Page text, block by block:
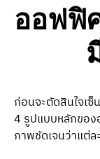
ออฟฟิ
ก่อนจะตัดสินใจเ
4 รูปแบบหลักของ
ภาพชัดเจนว่าแต่